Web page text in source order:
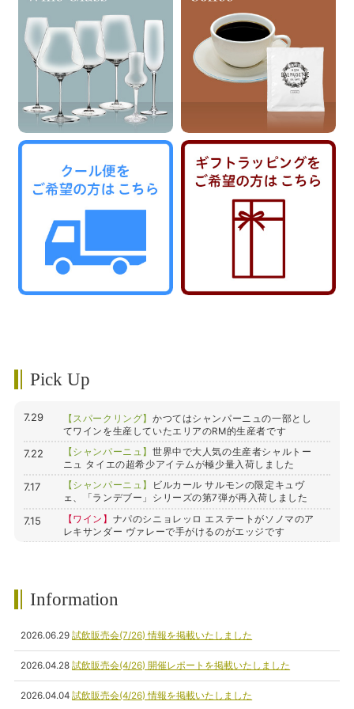
Pick Up
7.29 【スパークリング】 かつてはシャンパーニュの一部とし
てワインを生産していたエリアのRM的生産者です
7.22 【シャンパーニュ】 世界中で大人気の生産者シャルトー
ニュ タイエの超希少アイテムが極少量入荷しました
7.17 【シャンパーニュ】
ビルカール サルモンの限定キュヴ
ェ、「ランデブー」シリーズの第7弾が再入荷しました
7.15 【ワイン】 ナパのシニョレッロ エステートがソノマのア
レキサンダー ヴァレーで手がけるのがエッジです
タルの新ヴィンテージ2024年が限定入荷しました
きれいでまろやかな味わいのロゼワインです
Information
2026.06.29試飲販売会(7/26) 情報を掲載いたしました
2026.04.28試飲販売会(4/26) 開催レポートを掲載いたしました
2026.04.04試飲販売会(4/26) 情報を掲載いたしました